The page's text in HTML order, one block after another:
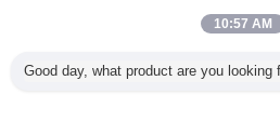
Account Instant Delivery
Microsoft Office Pro
10:57 AM
Good day, what product are you looking